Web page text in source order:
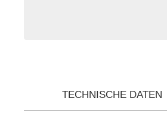
TECHNISCHE DATEN